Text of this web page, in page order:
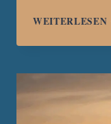
WEITERLESEN